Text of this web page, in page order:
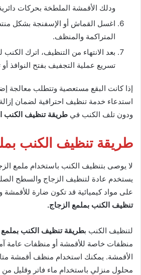
ودلك الأقمشة الملطخة بحركات دائرية
اغسل القماش أو الإسفنجة بشكل
المتراكمة والمنظف.
بعد الانتهاء من التنظيف، اترك
تسريع عملية التجفيف بفتح النوافذ
إذا كانت البقع مستعصية وتتطلب معالجة
استدعاء خدمة تنظيف احترافية لضمان
ودون تلف الكنب في طريقة تنظيف الكنب
طريقة تنظيف الكنب
لا يوصى بتنظيف الكنب باستخدام ملمع
يستخدم عادة لتنظيف الزجاج والسطح
على مواد كيميائية قد تكون ضارة للأقمشة
تنظيف الكنب بملمع الزجاج.
لتنظيف الكنب بطريقة تنظيف الكنب بملمع
منظفات خاصة للأقمشة أو منظفات عامة
الأقمشة. يمكنك استخدام منظف أقمشة
محلول منزلي باستخدام ماء فاتر وقليل من